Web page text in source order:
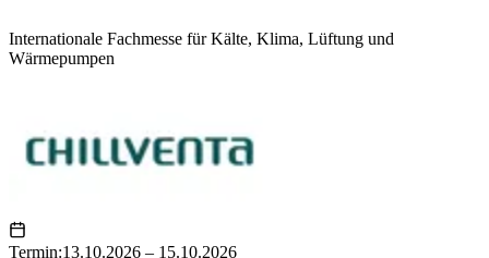
Internationale Fachmesse für Kälte, Klima, Lüftung und
Wärmepumpen
Termin:13.10.2026 – 15.10.2026